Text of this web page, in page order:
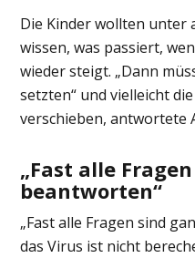
Die Kinder wollten unter
wissen, was passiert,
wieder steigt. „Dann
setzten“ und vielleicht
verschieben, antwortete
„Fast alle
beantworten“
„Fast alle Fragen sind
das Virus ist nicht